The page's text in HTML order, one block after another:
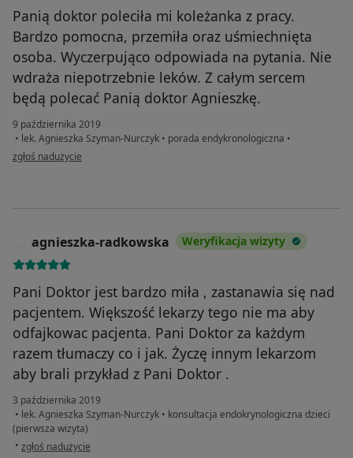
Panią doktor poleciła mi koleżanka z pracy.
Bardzo pomocna, przemiła oraz uśmiechnięta
osoba. Wyczerpująco odpowiada na pytania. Nie
wdraża niepotrzebnie leków. Z całym sercem
będą polecać Panią doktor Agnieszkę.
9 października 2019
• lek. Agnieszka Szyman-Nurczyk • porada endykronologiczna •
w opinii użytkownika Anna
zgłoś nadużycie
agnieszka-radkowska Weryfikacja wizyty
Pani Doktor jest bardzo miła , zastanawia się nad
pacjentem. Większość lekarzy tego nie ma aby
odfajkowac pacjenta. Pani Doktor za każdym
razem tłumaczy co i jak. Życzę innym lekarzom
aby brali przykład z Pani Doktor .
3 października 2019
• lek. Agnieszka Szyman-Nurczyk • konsultacja endokrynologiczna dzieci
(pierwsza wizyta)
• w opinii użytkownika agnieszka-radkowska
zgłoś nadużycie